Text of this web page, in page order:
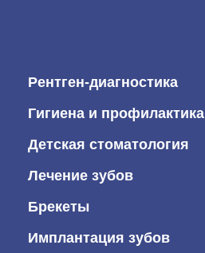
Рентген-диагностика
Гигиена и профилактика
Детская стоматология
Лечение зубов
Брекеты
Имплантация зубов